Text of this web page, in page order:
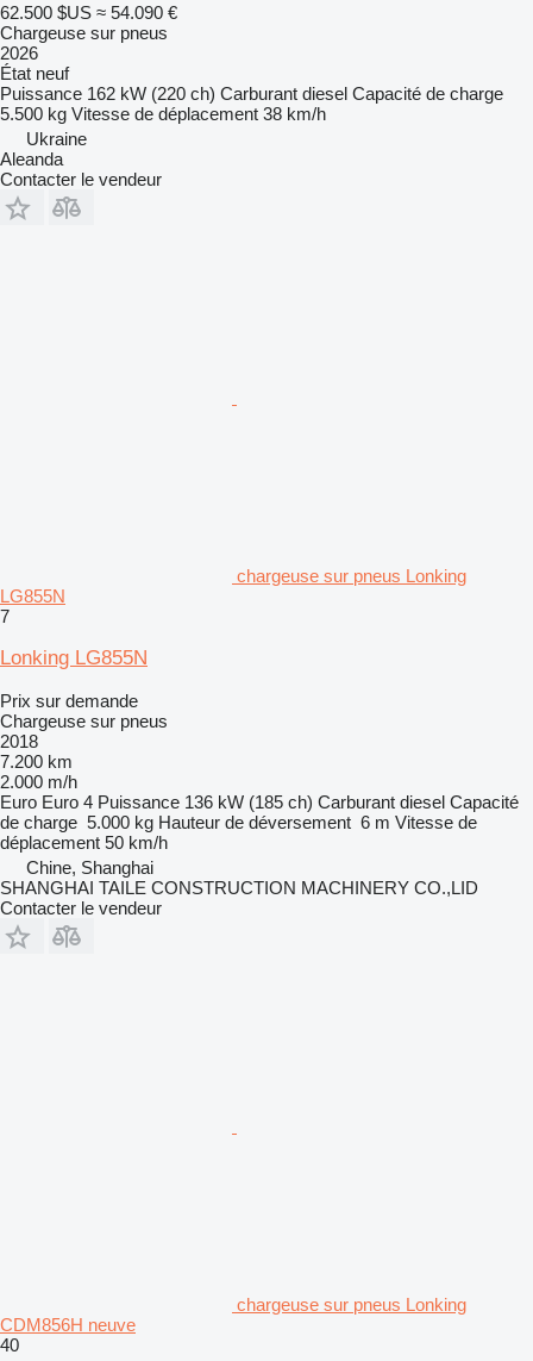
62.500 $US ≈ 54.090 €
Chargeuse sur pneus
2026
État neuf
Puissance 162 kW (220 ch) Carburant diesel Capacité de charge
5.500 kg Vitesse de déplacement 38 km/h
Ukraine
Aleanda
Contacter le vendeur
chargeuse sur pneus Lonking
LG855N
7
Lonking LG855N
Prix sur demande
Chargeuse sur pneus
2018
7.200 km
2.000 m/h
Euro Euro 4 Puissance 136 kW (185 ch) Carburant diesel Capacité
de charge 5.000 kg Hauteur de déversement 6 m Vitesse de
déplacement 50 km/h
Chine, Shanghai
SHANGHAI TAILE CONSTRUCTION MACHINERY CO.,LID
Contacter le vendeur
chargeuse sur pneus Lonking
CDM856H neuve
40